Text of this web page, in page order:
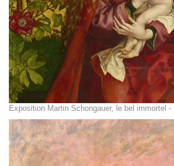
Exposition Martin Schongauer, le bel immortel